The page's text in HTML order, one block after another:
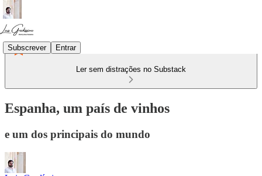
Subscrever Entrar
Ler sem distrações no Substack
Espanha, um país de vinhos
e um dos principais do mundo